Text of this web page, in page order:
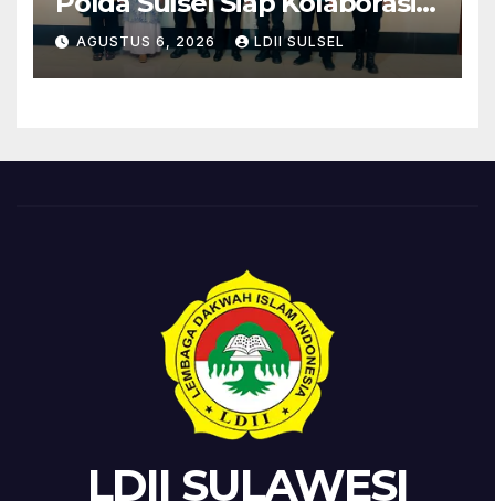
Bakti Sosial Sambut HUT RI
ke-81
AGUSTUS 6, 2026 LDII SULSEL
LDII SULAWESI